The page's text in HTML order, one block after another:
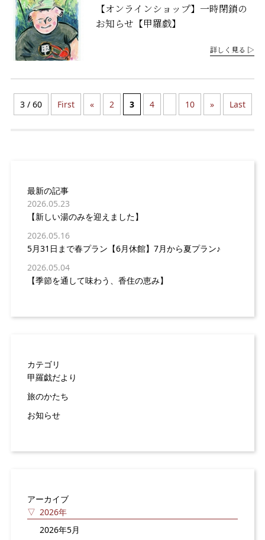
【オンラインショップ】一時閉鎖の
お知らせ【甲羅戯】
詳しく見る ▷
3 / 60 First « 2 3 4 10 » Last
最新の記事
2026.05.23
【新しい湯のみを迎えました】
2026.05.16
5月31日まで春プラン【6月休館】7月から夏プラン♪
2026.05.04
【季節を通して味わう、香住の恵み】
カテゴリ
甲羅戯だより
旅のかたち
お知らせ
アーカイブ
2026年
2026年5月